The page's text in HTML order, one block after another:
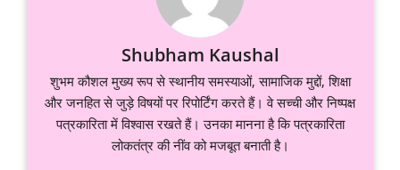
Shubham Kaushal
शुभम कौशल मुख्य रूप से स्थानीय समस्याओं, सामाजिक मुद्दों, शिक्षा
और जनहित से जुड़े विषयों पर रिपोर्टिंग करते हैं। वे सच्ची और निष्पक्ष
पत्रकारिता में विश्वास रखते हैं। उनका मानना है कि पत्रकारिता
लोकतंत्र की नींव को मजबूत बनाती है।